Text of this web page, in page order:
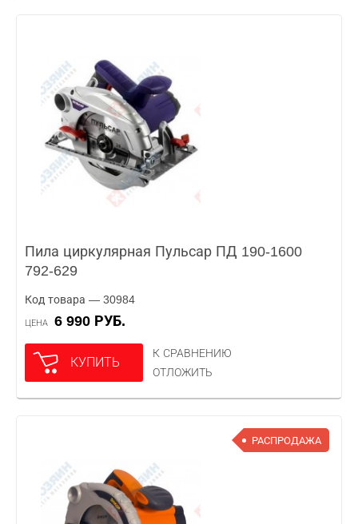
Пила циркулярная Пульсар ПД 190-1600
792-629
Код товара — 30984
ЦЕНА 6 990 РУБ.
КУПИТЬ
К СРАВНЕНИЮ
ОТЛОЖИТЬ
РАСПРОДАЖА